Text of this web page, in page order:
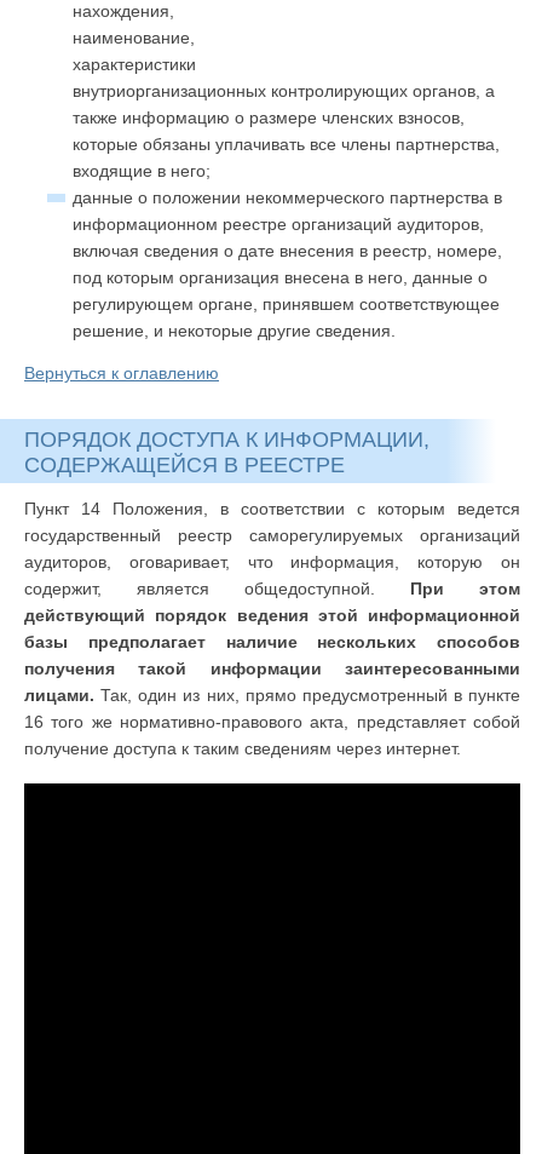
нахождения,
наименование,
характеристики
внутриорганизационных контролирующих органов, а
также информацию о размере членских взносов,
которые обязаны уплачивать все члены партнерства,
входящие в него;
данные о положении некоммерческого партнерства в
информационном реестре организаций аудиторов,
включая сведения о дате внесения в реестр, номере,
под которым организация внесена в него, данные о
регулирующем органе, принявшем соответствующее
решение, и некоторые другие сведения.
Вернуться к оглавлению
ПОРЯДОК ДОСТУПА К ИНФОРМАЦИИ,
СОДЕРЖАЩЕЙСЯ В РЕЕСТРЕ
Пункт 14 Положения, в соответствии с которым ведется
государственный реестр саморегулируемых организаций
аудиторов, оговаривает, что информация, которую он
содержит, является общедоступной. При этом
действующий порядок ведения этой информационной
базы предполагает наличие нескольких способов
получения такой информации заинтересованными
лицами. Так, один из них, прямо предусмотренный в пункте
16 того же нормативно-правового акта, представляет собой
получение доступа к таким сведениям через интернет.